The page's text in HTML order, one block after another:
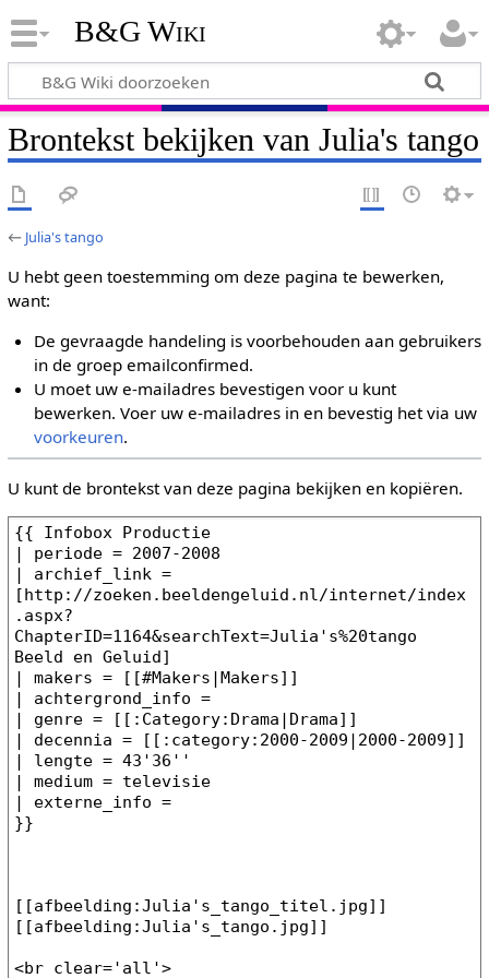
B&G Wiki
Brontekst bekijken van Julia's tango
← Julia's tango
U hebt geen toestemming om deze pagina te bewerken,
want:
De gevraagde handeling is voorbehouden aan gebruikers
in de groep emailconfirmed.
U moet uw e-mailadres bevestigen voor u kunt
bewerken. Voer uw e-mailadres in en bevestig het via uw
voorkeuren.
U kunt de brontekst van deze pagina bekijken en kopiëren.